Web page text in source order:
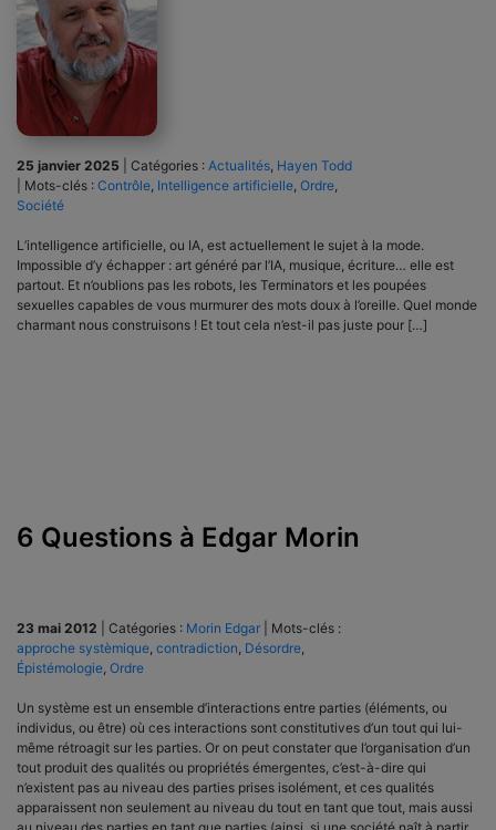
25 janvier 2025 Catégories : Actualités Hayen Todd
Mots-clés : Contrôle Intelligence artificielle Ordre
Société
L’intelligence artificielle, ou IA, est actuellement le sujet à la mode.
Impossible d’y échapper : art généré par l’IA, musique, écriture… elle est
partout. Et n’oublions pas les robots, les Terminators et les poupées
sexuelles capables de vous murmurer des mots doux à l’oreille. Quel monde
charmant nous construisons ! Et tout cela n’est-il pas juste pour […]
6 Questions à Edgar Morin
23 mai 2012 Catégories : Morin Edgar
Mots-clés :
approche systèmique contradiction Désordre
Épistémologie Ordre
Un système est un ensemble d’interactions entre parties (éléments, ou
individus, ou être) où ces interactions sont constitutives d’un tout qui lui-
même rétroagit sur les parties. Or on peut constater que l’organisation d’un
tout produit des qualités ou propriétés émergentes, c’est-à-dire qui
n’existent pas au niveau des parties prises isolément, et ces qualités
apparaissent non seulement au niveau du tout en tant que tout, mais aussi